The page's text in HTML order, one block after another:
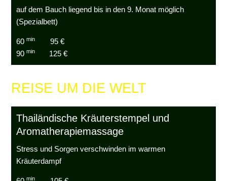
auf dem Bauch liegend bis in den 9. Monat möglich
(Spezialbett)
60min
95 €
90min 125 €
REISE UM DIE WELT
Thailändische Kräuterstempel und
Aromatherapiemassage
Stress und Sorgen verschwinden im warmen
Kräuterdampf
min